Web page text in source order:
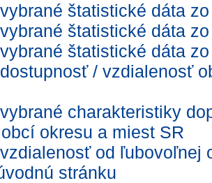
štatistické dáta
štatistické dáta
štatistické dáta
/ vzdialenosť
charakteristiky
okresu a miest SR
od ľubovoľnej
stránku